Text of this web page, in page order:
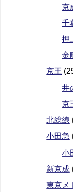
京
千
押
金
京王
井
京
北総線
小田急
小
新京成
東京メ